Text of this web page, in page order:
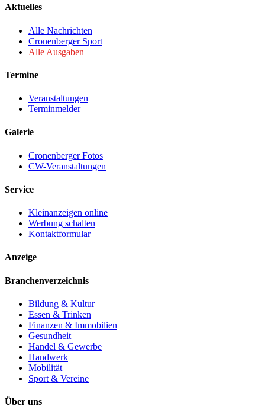
Aktuelles
Alle Nachrichten
Cronenberger Sport
Alle Ausgaben
Termine
Veranstaltungen
Terminmelder
Galerie
Cronenberger Fotos
CW-Veranstaltungen
Service
Kleinanzeigen online
Werbung schalten
Kontaktformular
Anzeige
Branchenverzeichnis
Bildung & Kultur
Essen & Trinken
Finanzen & Immobilien
Gesundheit
Handel & Gewerbe
Handwerk
Mobilität
Sport & Vereine
Über uns